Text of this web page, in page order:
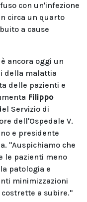
con un'infezione
circa un quarto
a cause
ancora oggi un
della malattia
delle pazienti e
Filippo
Servizio di
dell'Ospedale V.
e presidente
"Auspichiamo che
le pazienti meno
patologia e
minimizzazioni
a subire."